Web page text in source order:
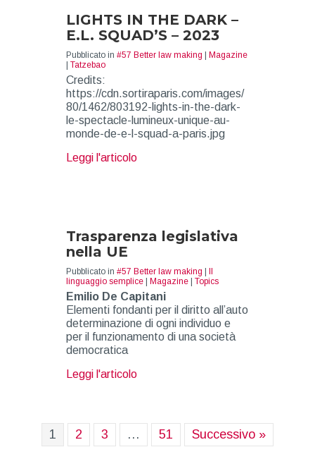
LIGHTS IN THE DARK –
E.L. SQUAD’S – 2023
Pubblicato in #57 Better law making | Magazine
| Tatzebao
Credits:
https://cdn.sortiraparis.com/images/
80/1462/803192-lights-in-the-dark-
le-spectacle-lumineux-unique-au-
monde-de-e-l-squad-a-paris.jpg
Leggi l'articoloabout LIGHTS IN THE DARK –
Trasparenza legislativa
nella UE
Pubblicato in #57 Better law making | Il
linguaggio semplice | Magazine | Topics
Emilio De Capitani
Elementi fondanti per il diritto all’auto
determinazione di ogni individuo e
per il funzionamento di una società
democratica
Leggi l'articoloabout Trasparenza legislativa nella
1 2 3 … 51 Successivo »